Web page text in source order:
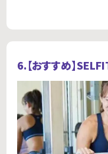
6.【おすすめ】